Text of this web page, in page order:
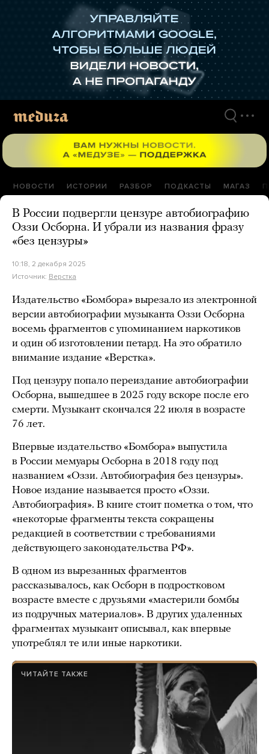
НОВОСТИ ИСТОРИИ РАЗБОР ПОДКАСТЫ МАГАЗ
В России подвергли цензуре автобиографию
Оззи Осборна. И убрали из названия фразу
«без цензуры»
10:18, 2 декабря 2025
Источник: Верстка
Издательство «Бомбора» вырезало из электронной
версии автобиографии музыканта Оззи Осборна
восемь фрагментов с упоминанием наркотиков
и один об изготовлении петард. На это обратило
внимание издание «Верстка».
Под цензуру попало переиздание автобиографии
Осборна, вышедшее в 2025 году вскоре после его
смерти. Музыкант скончался 22 июля в возрасте
76 лет.
Впервые издательство «Бомбора» выпустила
в России мемуары Осборна в 2018 году под
названием «Оззи. Автобиография без цензуры».
Новое издание называется просто «Оззи.
Автобиография». В книге стоит пометка о том, что
«некоторые фрагменты текста сокращены
редакцией в соответствии с требованиями
действующего законодательства РФ».
В одном из вырезанных фрагментов
рассказывалось, как Осборн в подростковом
возрасте вместе с друзьями «мастерили бомбы
из подручных материалов». В других удаленных
фрагментах музыкант описывал, как впервые
употреблял те или иные наркотики.
ЧИТАЙТЕ ТАКЖЕ